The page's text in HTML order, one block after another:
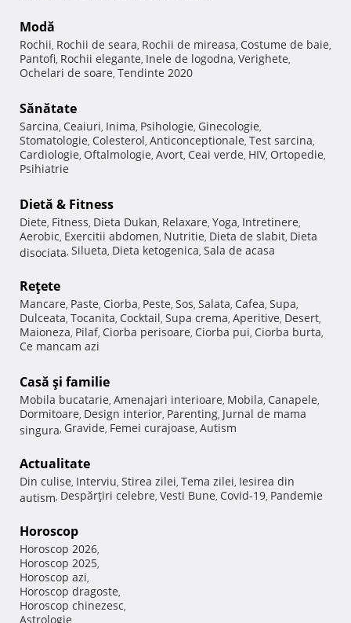
Modă
Rochii, Rochii de seara, Rochii de mireasa, Costume de baie,
Pantofi, Rochii elegante, Inele de logodna, Verighete,
Ochelari de soare, Tendinte 2020
Sănătate
Sarcina, Ceaiuri, Inima, Psihologie, Ginecologie,
Stomatologie, Colesterol, Anticonceptionale, Test sarcina,
Cardiologie, Oftalmologie, Avort, Ceai verde, HIV, Ortopedie,
Psihiatrie
Dietă & Fitness
Diete, Fitness, Dieta Dukan, Relaxare, Yoga, Intretinere,
Aerobic, Exercitii abdomen, Nutritie, Dieta de slabit, Dieta
disociata, Silueta, Dieta ketogenica, Sala de acasa
Reţete
Mancare, Paste, Ciorba, Peste, Sos, Salata, Cafea, Supa,
Dulceata, Tocanita, Cocktail, Supa crema, Aperitive, Desert,
Maioneza, Pilaf, Ciorba perisoare, Ciorba pui, Ciorba burta,
Ce mancam azi
Casă şi familie
Mobila bucatarie, Amenajari interioare, Mobila, Canapele,
Dormitoare, Design interior, Parenting, Jurnal de mama
singura, Gravide, Femei curajoase, Autism
Actualitate
Din culise, Interviu, Stirea zilei, Tema zilei, Iesirea din
autism, Despărţiri celebre, Vesti Bune, Covid-19, Pandemie
Horoscop
Horoscop 2026,
Horoscop 2025,
Horoscop azi,
Horoscop dragoste,
Horoscop chinezesc,
Astrologie